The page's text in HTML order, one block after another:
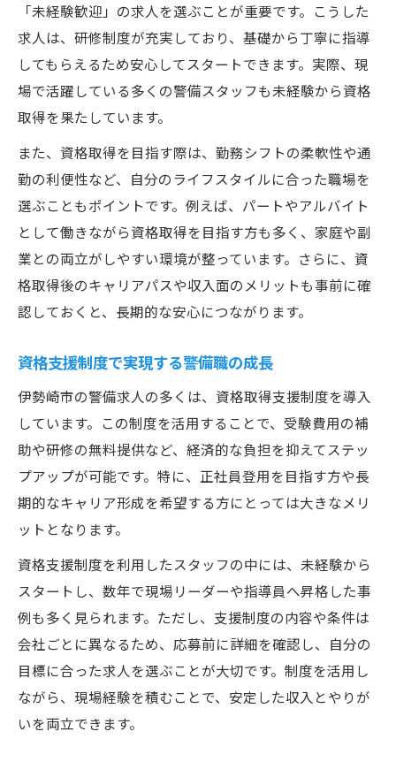
「未経験歓迎」の求人を選ぶことが重要です。こうした
求人は、研修制度が充実しており、基礎から丁寧に指導
してもらえるため安心してスタートできます。実際、現
場で活躍している多くの警備スタッフも未経験から資格
取得を果たしています。
また、資格取得を目指す際は、勤務シフトの柔軟性や通
勤の利便性など、自分のライフスタイルに合った職場を
選ぶこともポイントです。例えば、パートやアルバイト
として働きながら資格取得を目指す方も多く、家庭や副
業との両立がしやすい環境が整っています。さらに、資
格取得後のキャリアパスや収入面のメリットも事前に確
認しておくと、長期的な安心につながります。
資格支援制度で実現する警備職の成長
伊勢崎市の警備求人の多くは、資格取得支援制度を導入
しています。この制度を活用することで、受験費用の補
助や研修の無料提供など、経済的な負担を抑えてステッ
プアップが可能です。特に、正社員登用を目指す方や長
期的なキャリア形成を希望する方にとっては大きなメリ
ットとなります。
資格支援制度を利用したスタッフの中には、未経験から
スタートし、数年で現場リーダーや指導員へ昇格した事
例も多く見られます。ただし、支援制度の内容や条件は
会社ごとに異なるため、応募前に詳細を確認し、自分の
目標に合った求人を選ぶことが大切です。制度を活用し
ながら、現場経験を積むことで、安定した収入とやりが
いを両立できます。